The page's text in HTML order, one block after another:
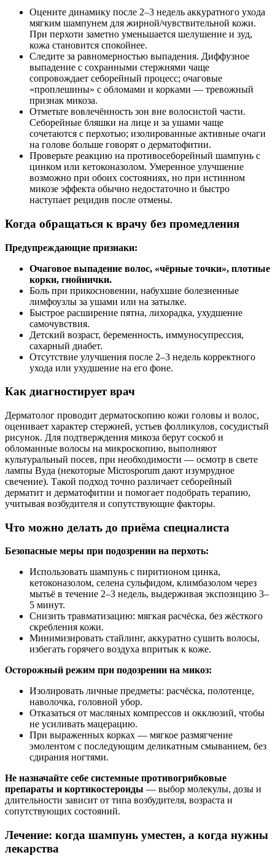
Оцените динамику после 2–3 недель аккуратного ухода
мягким шампунем для жирной/чувствительной кожи.
При перхоти заметно уменьшается шелушение и зуд,
кожа становится спокойнее.
Следите за равномерностью выпадения. Диффузное
выпадение с сохранными стержнями чаще
сопровождает себорейный процесс; очаговые
«проплешины» с обломами и корками — тревожный
признак микоза.
Отметьте вовлечённость зон вне волосистой части.
Себорейные бляшки на лице и за ушами чаще
сочетаются с перхотью; изолированные активные очаги
на голове больше говорят о дерматофитии.
Проверьте реакцию на противосеборейный шампунь с
цинком или кетоконазолом. Умеренное улучшение
возможно при обоих состояниях, но при истинном
микозе эффекта обычно недостаточно и быстро
наступает рецидив после отмены.
Когда обращаться к врачу без промедления
Предупреждающие признаки:
Очаговое выпадение волос, «чёрные точки», плотные
корки, гнойнички.
Боль при прикосновении, набухшие болезненные
лимфоузлы за ушами или на затылке.
Быстрое расширение пятна, лихорадка, ухудшение
самочувствия.
Детский возраст, беременность, иммуносупрессия,
сахарный диабет.
Отсутствие улучшения после 2–3 недель корректного
ухода или ухудшение на его фоне.
Как диагностирует врач
Дерматолог проводит дерматоскопию кожи головы и волос,
оценивает характер стержней, устьев фолликулов, сосудистый
рисунок. Для подтверждения микоза берут соскоб и
обломанные волосы на микроскопию, выполняют
культуральный посев, при необходимости — осмотр в свете
лампы Вуда (некоторые Microsporum дают изумрудное
свечение). Такой подход точно различает себорейный
дерматит и дерматофитии и помогает подобрать терапию,
учитывая возбудителя и сопутствующие факторы.
Что можно делать до приёма специалиста
Безопасные меры при подозрении на перхоть:
Использовать шампунь с пиритионом цинка,
кетоконазолом, селена сульфидом, климбазолом через
мытьё в течение 2–3 недель, выдерживая экспозицию 3–
5 минут.
Снизить травматизацию: мягкая расчёска, без жёсткого
скребления кожи.
Минимизировать стайлинг, аккуратно сушить волосы,
избегать горячего воздуха впритык к коже.
Осторожный режим при подозрении на микоз:
Изолировать личные предметы: расчёска, полотенце,
наволочка, головной убор.
Отказаться от масляных компрессов и окклюзий, чтобы
не усиливать мацерацию.
При выраженных корках — мягкое размягчение
эмолентом с последующим деликатным смыванием, без
сдирания ногтями.
Не назначайте себе системные противогрибковые
препараты и кортикостероиды — выбор молекулы, дозы и
длительности зависит от типа возбудителя, возраста и
сопутствующих состояний.
Лечение: когда шампунь уместен, а когда нужны
лекарства